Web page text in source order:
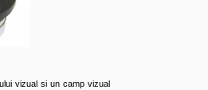
vizual si un camp vizual